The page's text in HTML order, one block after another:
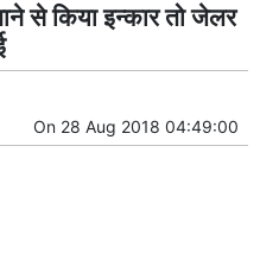
से किया इन्कार तो जेलर
On 28 Aug 2018 04:49:00